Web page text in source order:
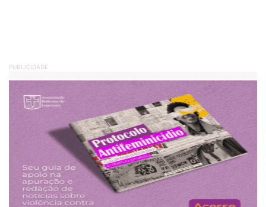
PUBLICIDADE